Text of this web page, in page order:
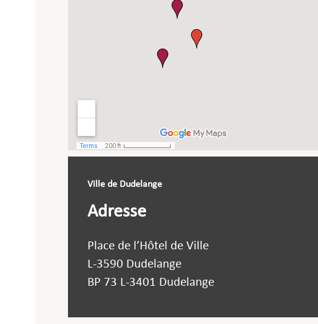
Ville de Dudelange
Adresse
Place de l’Hôtel de Ville
L-3590 Dudelange
BP 73 L-3401 Dudelange